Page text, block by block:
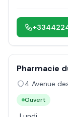
Pharmacie
4 Avenue
Ouvert